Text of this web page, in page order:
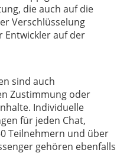
die auch auf die
Verschlüsselung
Entwickler auf der
sind auch
Zustimmung oder
Individuelle
für jeden Chat,
Teilnehmern und über
gehören ebenfalls